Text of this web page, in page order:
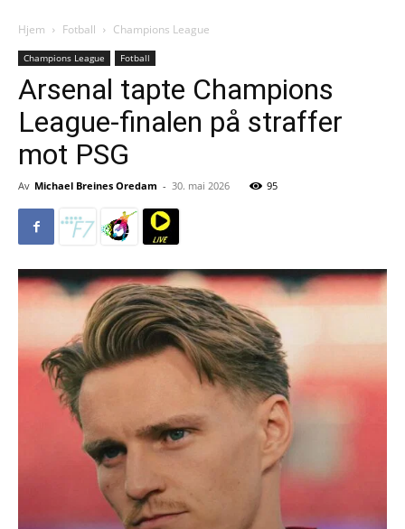
Hjem Fotball Champions League
Champions League Fotball
Arsenal tapte Champions
League-finalen på straffer
mot PSG
Av Michael Breines Oredam - 30. mai 2026 95